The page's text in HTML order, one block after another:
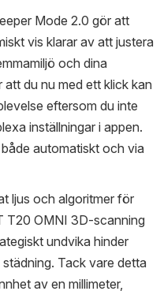
Mode 2.0 gör att
vis klarar av att justera
och dina
du nu med ett klick kan
eftersom du inte
inställningar i appen.
automatiskt och via
ljus och algoritmer för
T20 OMNI 3D-scanning
undvika hinder
Tack vare detta
av en millimeter,